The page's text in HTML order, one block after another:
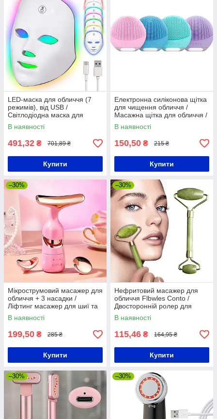
LED-маска для обличчя (7
режимів), від USB /
Світлодіодна маска для
світлотерапії / Лед маска
В наявності
491,32 ₴ 701,89 ₴
Купити
Електронна силіконова щітка
для чищення обличчя /
Масажна щітка для обличчя /
Щітка для очищення шкіри
В наявності
150,50 ₴ 215 ₴
Купити
–30%
Мікрострумовий масажер для
обличчя + 3 насадки /
Ліфтинг масажер для шиї та
обличчя / Масажер для очей
В наявності
199,50 ₴ 285 ₴
Купити
–30%
Нефритовий масажер для
обличчя Flbwles Conto /
Двосторонній ролер для
підтяжки шкіри / Роликовий
масажер
В наявності
115,46 ₴ 164,95 ₴
Купити
–30% –30%